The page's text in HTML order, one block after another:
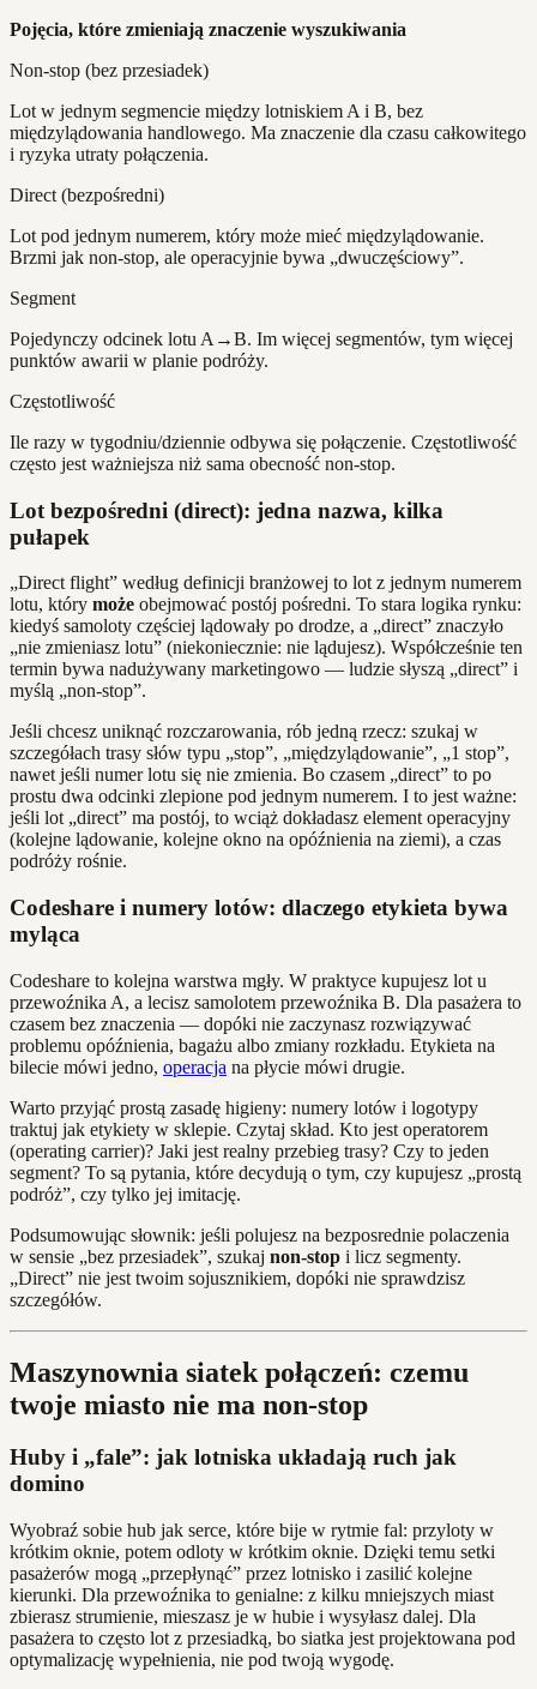
Pojęcia, które zmieniają znaczenie wyszukiwania
Non-stop (bez przesiadek)
Lot w jednym segmencie między lotniskiem A i B, bez
międzylądowania handlowego. Ma znaczenie dla czasu całkowitego
i ryzyka utraty połączenia.
Direct (bezpośredni)
Lot pod jednym numerem, który może mieć międzylądowanie.
Brzmi jak non-stop, ale operacyjnie bywa „dwuczęściowy”.
Segment
Pojedynczy odcinek lotu A→B. Im więcej segmentów, tym więcej
punktów awarii w planie podróży.
Częstotliwość
Ile razy w tygodniu/dziennie odbywa się połączenie. Częstotliwość
często jest ważniejsza niż sama obecność non-stop.
Lot bezpośredni (direct): jedna nazwa, kilka
pułapek
„Direct flight” według definicji branżowej to lot z jednym numerem
lotu, który może obejmować postój pośredni. To stara logika rynku:
kiedyś samoloty częściej lądowały po drodze, a „direct” znaczyło
„nie zmieniasz lotu” (niekoniecznie: nie lądujesz). Współcześnie ten
termin bywa nadużywany marketingowo — ludzie słyszą „direct” i
myślą „non‑stop”.
Jeśli chcesz uniknąć rozczarowania, rób jedną rzecz: szukaj w
szczegółach trasy słów typu „stop”, „międzylądowanie”, „1 stop”,
nawet jeśli numer lotu się nie zmienia. Bo czasem „direct” to po
prostu dwa odcinki zlepione pod jednym numerem. I to jest ważne:
jeśli lot „direct” ma postój, to wciąż dokładasz element operacyjny
(kolejne lądowanie, kolejne okno na opóźnienia na ziemi), a czas
podróży rośnie.
Codeshare i numery lotów: dlaczego etykieta bywa
myląca
Codeshare to kolejna warstwa mgły. W praktyce kupujesz lot u
przewoźnika A, a lecisz samolotem przewoźnika B. Dla pasażera to
czasem bez znaczenia — dopóki nie zaczynasz rozwiązywać
problemu opóźnienia, bagażu albo zmiany rozkładu. Etykieta na
bilecie mówi jedno, operacja na płycie mówi drugie.
Warto przyjąć prostą zasadę higieny: numery lotów i logotypy
traktuj jak etykiety w sklepie. Czytaj skład. Kto jest operatorem
(operating carrier)? Jaki jest realny przebieg trasy? Czy to jeden
segment? To są pytania, które decydują o tym, czy kupujesz „prostą
podróż”, czy tylko jej imitację.
Podsumowując słownik: jeśli polujesz na bezposrednie polaczenia
w sensie „bez przesiadek”, szukaj non‑stop i licz segmenty.
„Direct” nie jest twoim sojusznikiem, dopóki nie sprawdzisz
szczegółów.
Maszynownia siatek połączeń: czemu
twoje miasto nie ma non-stop
Huby i „fale”: jak lotniska układają ruch jak
domino
Wyobraź sobie hub jak serce, które bije w rytmie fal: przyloty w
krótkim oknie, potem odloty w krótkim oknie. Dzięki temu setki
pasażerów mogą „przepłynąć” przez lotnisko i zasilić kolejne
kierunki. Dla przewoźnika to genialne: z kilku mniejszych miast
zbierasz strumienie, mieszasz je w hubie i wysyłasz dalej. Dla
pasażera to często lot z przesiadką, bo siatka jest projektowana pod
optymalizację wypełnienia, nie pod twoją wygodę.